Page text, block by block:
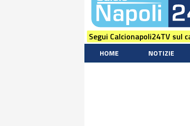
Segui Calcionapoli24TV sul
HOME NOTIZIE